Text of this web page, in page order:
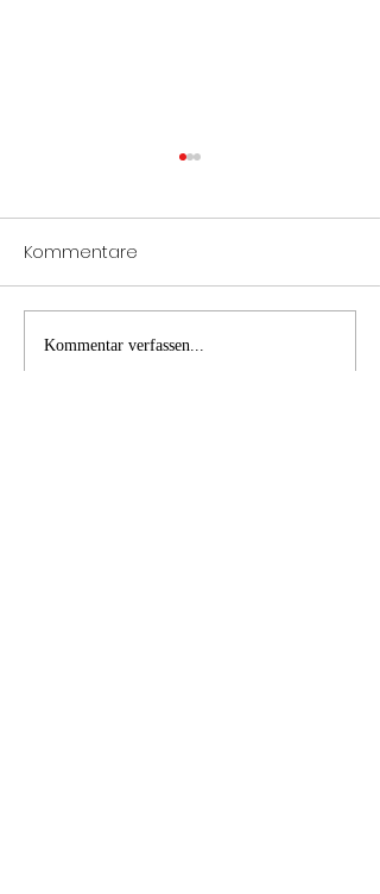
Verkehrsunfall
Kommentare
Kommentar verfassen...